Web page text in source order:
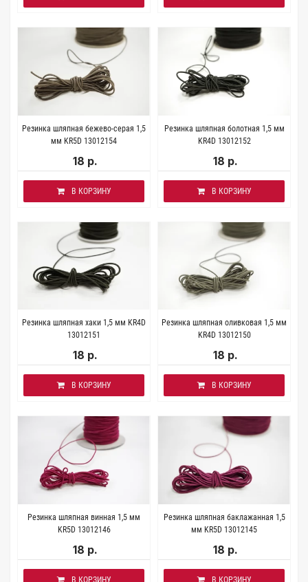
Резинка шляпная бежево-серая 1,5
мм KR5D 13012154
18 р.
В КОРЗИНУ
Резинка шляпная болотная 1,5 мм
KR4D 13012152
18 р.
В КОРЗИНУ
Резинка шляпная хаки 1,5 мм KR4D
13012151
18 р.
В КОРЗИНУ
Резинка шляпная оливковая 1,5 мм
KR4D 13012150
18 р.
В КОРЗИНУ
Резинка шляпная винная 1,5 мм
KR5D 13012146
18 р.
В КОРЗИНУ
Резинка шляпная баклажанная 1,5
мм KR5D 13012145
18 р.
В КОРЗИНУ